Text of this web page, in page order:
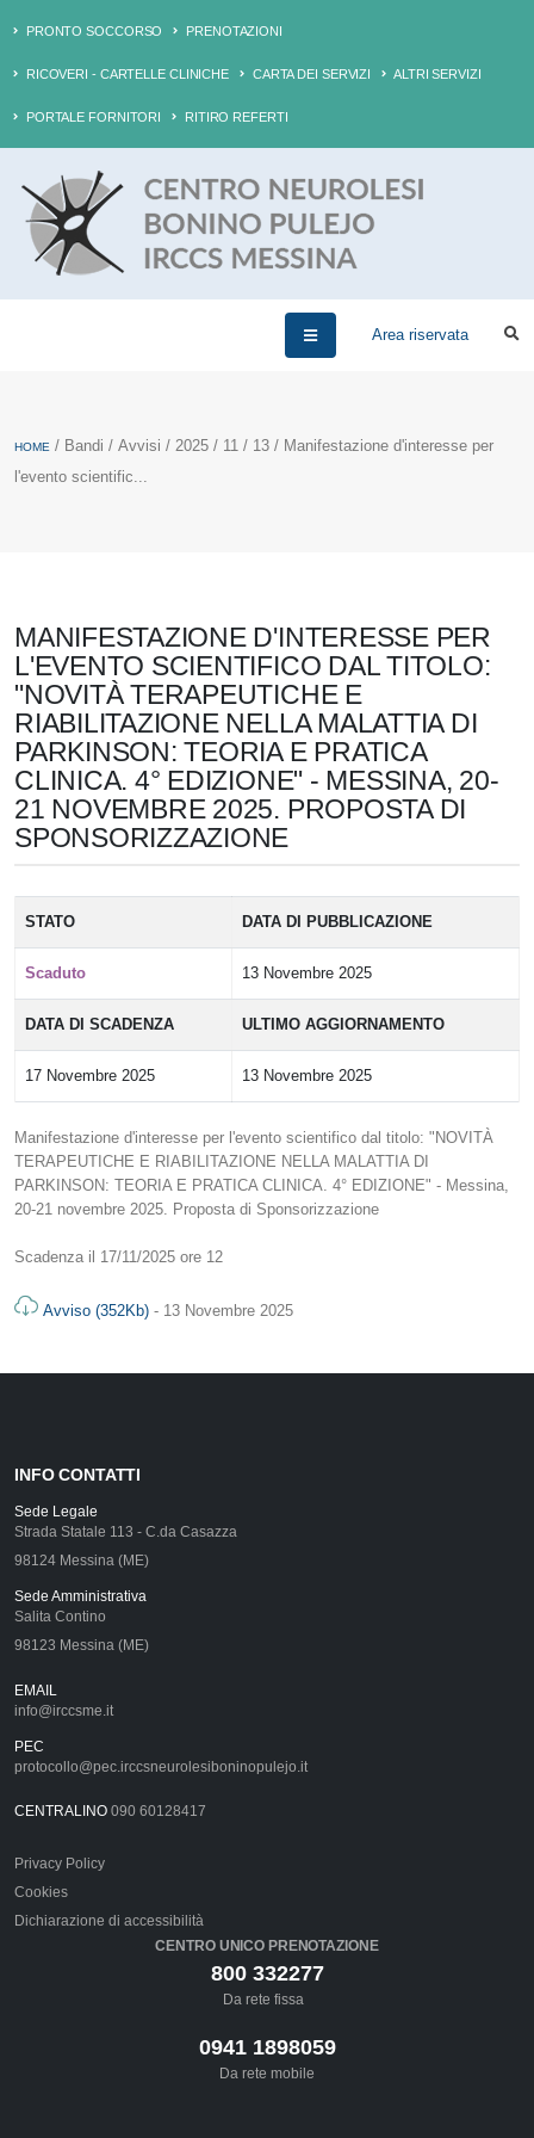
PRONTO SOCCORSO PRENOTAZIONI
RICOVERI - CARTELLE CLINICHE CARTA DEI SERVIZI ALTRI SERVIZI
PORTALE FORNITORI RITIRO REFERTI
Area riservata
HOME / Bandi / Avvisi / 2025 / 11 / 13 / Manifestazione d'interesse per
l'evento scientific...
MANIFESTAZIONE D'INTERESSE PER
L'EVENTO SCIENTIFICO DAL TITOLO:
"NOVITÀ TERAPEUTICHE E
RIABILITAZIONE NELLA MALATTIA DI
PARKINSON: TEORIA E PRATICA
CLINICA. 4° EDIZIONE" - MESSINA, 20-
21 NOVEMBRE 2025. PROPOSTA DI
SPONSORIZZAZIONE
STATO DATA DI PUBBLICAZIONE
Scaduto 13 Novembre 2025
DATA DI SCADENZA ULTIMO AGGIORNAMENTO
17 Novembre 2025 13 Novembre 2025
Manifestazione d'interesse per l'evento scientifico dal titolo: "NOVITÀ
TERAPEUTICHE E RIABILITAZIONE NELLA MALATTIA DI
PARKINSON: TEORIA E PRATICA CLINICA. 4° EDIZIONE" - Messina,
20-21 novembre 2025. Proposta di Sponsorizzazione
Scadenza il 17/11/2025 ore 12
Avviso (352Kb) - 13 Novembre 2025
INFO CONTATTI
Sede Legale
Strada Statale 113 - C.da Casazza
98124 Messina (ME)
Sede Amministrativa
Salita Contino
98123 Messina (ME)
EMAIL
info@irccsme.it
PEC
protocollo@pec.irccsneurolesiboninopulejo.it
CENTRALINO 090 60128417
Privacy Policy
Cookies
Dichiarazione di accessibilità
CENTRO UNICO PRENOTAZIONE
800 332277
Da rete fissa
0941 1898059
Da rete mobile